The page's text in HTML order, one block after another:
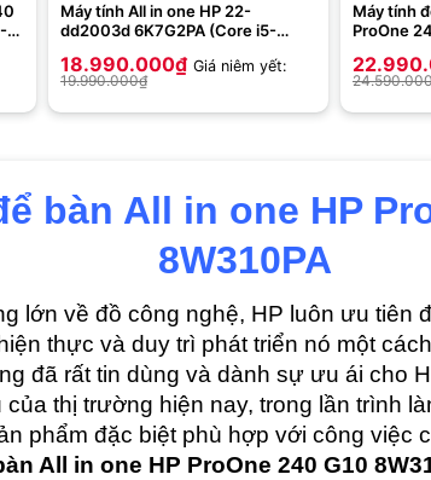
Máy tính All in one HP 22-
dd2003d 6K7G2PA (Core i5-
Xe | 21.5 inch FHD | Win 11 |
Trắng)
18.990.000₫ Giá niêm yết:
19.990.000₫
Máy tính
ProOne
Intel Iris
11 | Đen)
bàn All in one HP
8W310PA
lớn về đồ công nghệ, HP luôn ưu tiên
thực và duy trì phát triển nó một
đã rất tin dùng và dành sự ưu ái cho
thị trường hiện nay, trong lần trình
phẩm đặc biệt phù hợp với công việc
All in one HP ProOne 240 G10